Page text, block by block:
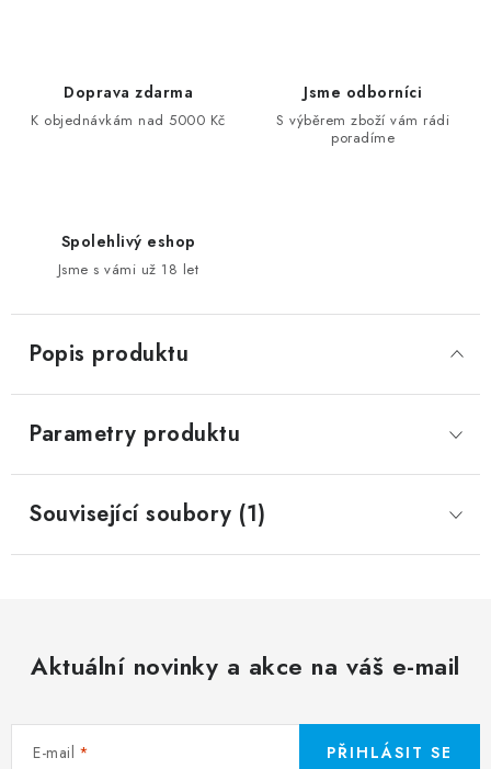
Doprava zdarma
K objednávkám nad 5000 Kč
Jsme odborníci
S výběrem zboží vám rádi
poradíme
Spolehlivý eshop
Jsme s vámi už 18 let
Popis produktu
Parametry produktu
Související soubory (1)
Aktuální novinky a akce na váš e-mail
E-mail PŘIHLÁSIT SE